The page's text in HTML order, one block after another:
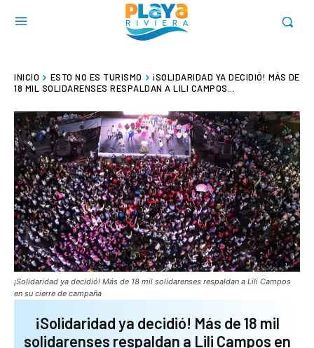
INICIO ESTO NO ES TURISMO
¡SOLIDARIDAD YA DECIDIÓ! MÁS DE
18 MIL SOLIDARENSES RESPALDAN A LILI CAMPOS...
¡Solidaridad ya decidió! Más de 18 mil solidarenses respaldan a Lili Campos
en su cierre de campaña
¡Solidaridad ya decidió! Más de 18 mil
solidarenses respaldan a Lili Campos en